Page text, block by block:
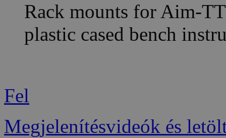
Rack mounts for Aim-
plastic cased bench
Fel
Megjelenítésvideók és